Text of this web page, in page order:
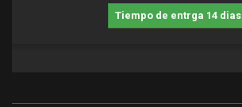
Tiempo de entrga 14 dias